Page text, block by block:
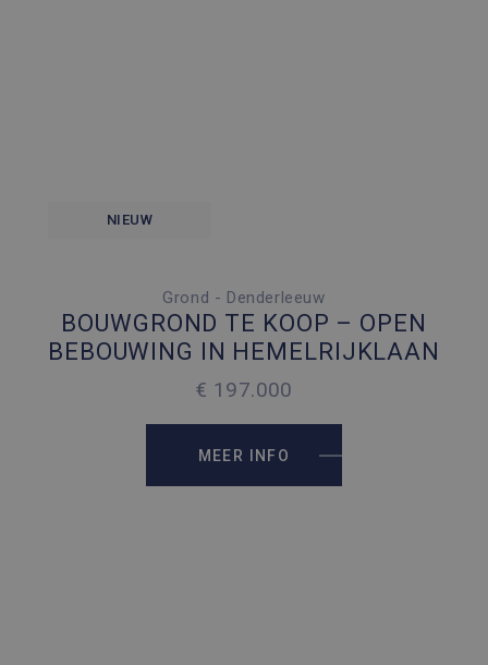
NIEUW
490 M2
Grond - Denderleeuw
BOUWGROND TE KOOP – OPEN
BEBOUWING IN HEMELRIJKLAAN
€ 197.000
MEER INFO